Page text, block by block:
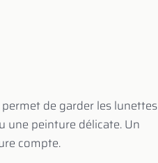
de garder les lunettes
une peinture délicate. Un
compte.